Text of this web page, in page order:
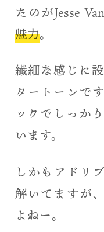
たのがJesse
魅力。
繊細な感じに
タートーンで
ックでしっか
います。
しかもアドリ
解いてますが
よねー。